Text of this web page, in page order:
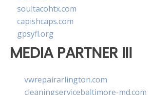
soultacohtx.com
capishcaps.com
gpsyfl.org
MEDIA PARTNER III
vwrepairarlington.com
cleaningservicebaltimore-md.com